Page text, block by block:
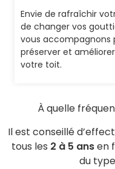
Envie de rafraîchir
de changer vos
vous accompagnons
préserver et
votre toit.
À quelle
Il est conseillé
tous les 2 à 5 ansen
du